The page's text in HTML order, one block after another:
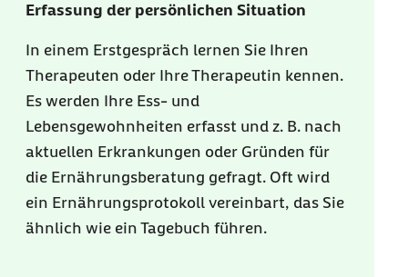
Erfassung der persönlichen Situation
In einem Erstgespräch lernen Sie Ihren
Therapeuten oder Ihre Therapeutin kennen.
Es werden Ihre Ess- und
Lebensgewohnheiten erfasst und z. B. nach
aktuellen Erkrankungen oder Gründen für
die Ernährungsberatung gefragt. Oft wird
ein Ernährungsprotokoll vereinbart, das Sie
ähnlich wie ein Tagebuch führen.